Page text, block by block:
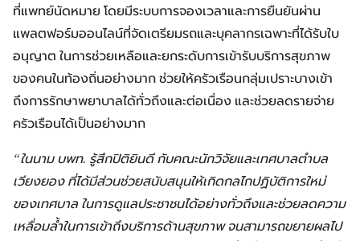
ที่แพทย์นัดหมาย โดยมีระบบการจองเวลาและการยืนยันผ่าน
แพลตฟอร์มออนไลน์ที่จัดเตรียมรถและบุคลากรเฉพาะที่ได้รับใบ
อนุญาต ในการช่วยเหลือและยกระดับการเข้ารับบริการสุขภาพ
ของคนในท้องถิ่นอย่างมาก ช่วยให้ครัวเรือนกลุ่มเปราะบางเข้า
ถึงการรักษาพยาบาลได้ทั่วถึงและต่อเนื่อง และช่วยลดรายจ่าย
ครัวเรือนได้เป็นอย่างมาก
“ในนาม บพท. รู้สึกปิติยินดี กับคณะนักวิจัยและเทศบาลตำบล
เวียงยอง ที่ได้มีส่วนช่วยสนับสนุนให้เกิดกลไกปฏิบัติการใหม่
ของเทศบาล ในการดูแลประชาชนได้อย่างทั่วถึงและช่วยลดความ
เหลื่อมล้ำในการเข้าถึงบริการด้านสุขภาพ จนสามารถขยายผลไป